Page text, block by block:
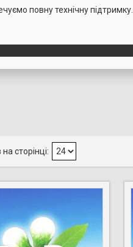
повну технічну підтримку.